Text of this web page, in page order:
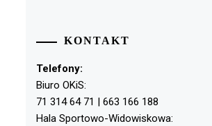
KONTAKT
Telefony:
Biuro OKiS:
71 314 64 71 | 663 166 188
Hala Sportowo-Widowiskowa: